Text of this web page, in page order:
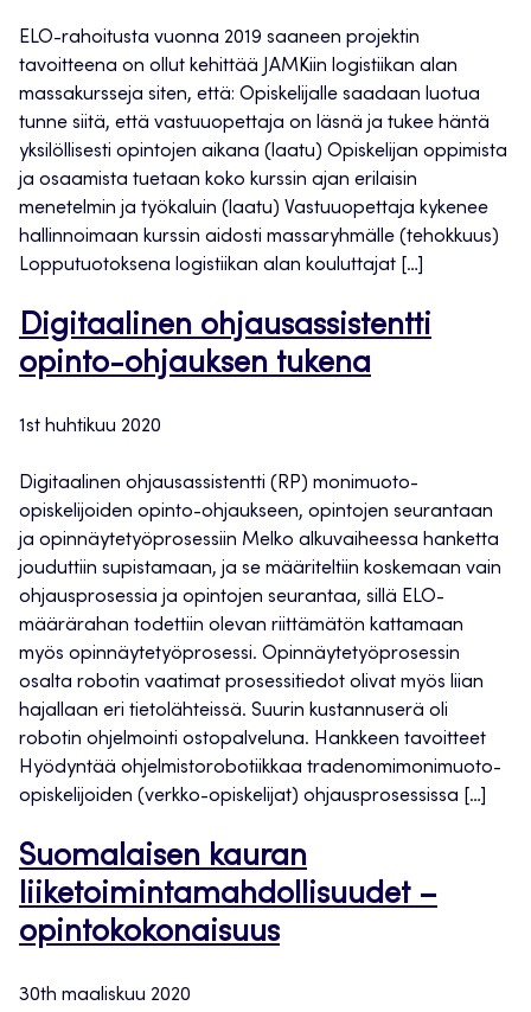
ELO-rahoitusta vuonna 2019 saaneen projektin
tavoitteena on ollut kehittää JAMKiin logistiikan alan
massakursseja siten, että: Opiskelijalle saadaan luotua
tunne siitä, että vastuuopettaja on läsnä ja tukee häntä
yksilöllisesti opintojen aikana (laatu) Opiskelijan oppimista
ja osaamista tuetaan koko kurssin ajan erilaisin
menetelmin ja työkaluin (laatu) Vastuuopettaja kykenee
hallinnoimaan kurssin aidosti massaryhmälle (tehokkuus)
Lopputuotoksena logistiikan alan kouluttajat […]
Digitaalinen ohjausassistentti
opinto-ohjauksen tukena
1st huhtikuu 2020
Digitaalinen ohjausassistentti (RP) monimuoto-
opiskelijoiden opinto-ohjaukseen, opintojen seurantaan
ja opinnäytetyöprosessiin Melko alkuvaiheessa hanketta
jouduttiin supistamaan, ja se määriteltiin koskemaan vain
ohjausprosessia ja opintojen seurantaa, sillä ELO-
määrärahan todettiin olevan riittämätön kattamaan
myös opinnäytetyöprosessi. Opinnäytetyöprosessin
osalta robotin vaatimat prosessitiedot olivat myös liian
hajallaan eri tietolähteissä. Suurin kustannuserä oli
robotin ohjelmointi ostopalveluna. Hankkeen tavoitteet
Hyödyntää ohjelmistorobotiikkaa tradenomimonimuoto-
opiskelijoiden (verkko-opiskelijat) ohjausprosessissa […]
Suomalaisen kauran
liiketoimintamahdollisuudet –
opintokokonaisuus
30th maaliskuu 2020